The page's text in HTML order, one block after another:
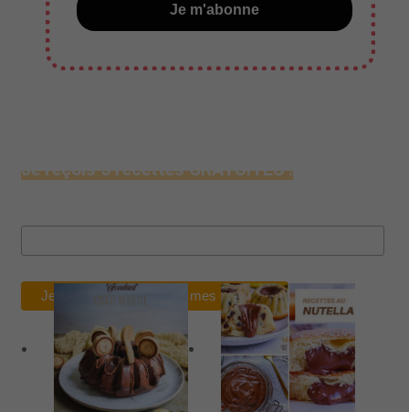
Je m'abonne
Je reçois 5 recettes GRATUITES !
Vous aimerez aussi :